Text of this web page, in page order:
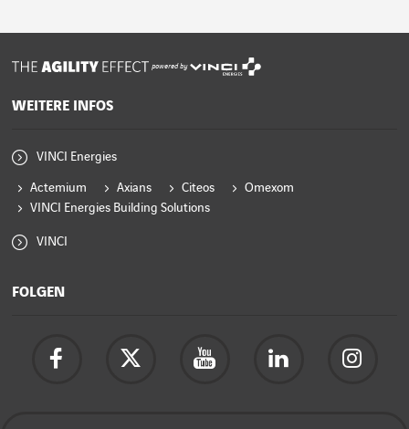
powered by
WEITERE INFOS
VINCI Energies
Actemium Axians Citeos
Omexom
VINCI Energies Building Solutions
VINCI
FOLGEN